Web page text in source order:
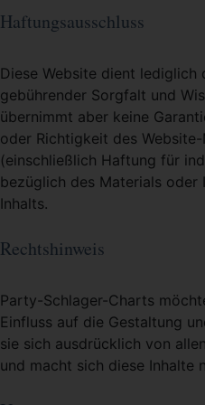
Haftungsausschluss
Diese Website dient
gebührender Sorgfalt und
übernimmt aber keine
oder Richtigkeit des
(einschließlich Haftung für
bezüglich des Materials
Inhalts.
Rechtshinweis
Party-Schlager-Charts
Einfluss auf die Gestaltung
sie sich ausdrücklich von
und macht sich diese Inhalte